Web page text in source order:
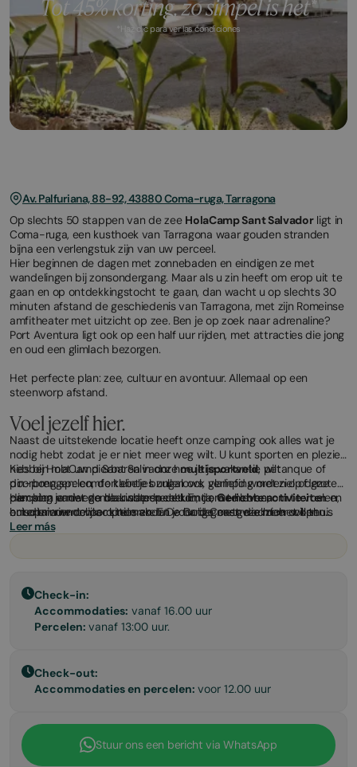
*Haz clic para ver las condiciones
2026
2025
Av. Palfuriana, 88-92, 43880 Coma-ruga, Tarragona
Op slechts 50 stappen van de zee HolaCamp Sant Salvadorligt in
Coma-ruga, een kusthoek van Tarragona waar gouden stranden
bijna een verlengstuk zijn van uw perceel.
Hier beginnen de dagen met zonnebaden en eindigen ze met
wandelingen bij zonsondergang. Maar als u zin heeft om erop uit te
gaan en op ontdekkingstocht te gaan, dan wacht u op slechts 30
minuten afstand de geschiedenis van Tarragona, met zijn Romeinse
amfitheater met uitzicht op zee. Ben je op zoek naar adrenaline?
Port Aventura ligt ook op een half uur rijden, met attracties die jong
en oud een glimlach bezorgen.
Het perfecte plan: zee, cultuur en avontuur. Allemaal op een
steenworp afstand.
Voel jezelf hier.
Naast de uitstekende locatie heeft onze camping ook alles wat je
nodig hebt zodat je er niet meer weg wilt. U kunt sporten en plezier
hebben met uw dierbaren in onzemultisportveld, petanque of
pin-pong spelen, de kleintjes zullen ook verliefd worden op deze
camping vanwege de kinderspeeltuin, deGerichte activiteitenen
entertainment voor kinderen. En voor degenen die meer willen
ontspannen of een goede maaltijd willen delen,
camping
Kies bij HolaCamp Sant Salvador hoe je je vakantie wilt
doorbrengen: comfortabele bungalows, glamping met ziel of grote
percelen onder de blauwste hemel. En ja, we hebben
huisdiervriendelijke opties zodat je harige metgezel zich ook thuis
voelt.
Hier kom je niet zomaar slapen. Je komt om te leven, om te voelen,
om opnieuw contact te maken. De Gold Coast wacht met open
armen op je. En wij ook.
Leer más
Check-in:
Accommodaties: vanaf 16.00 uur
Percelen: vanaf 13:00 uur.
Check-out:
Accommodaties en percelen: voor 12.00 uur
Stuur ons een bericht via WhatsApp